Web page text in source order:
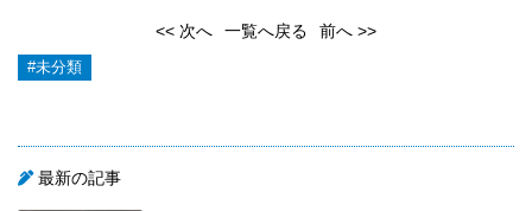
<< 次へ 一覧へ戻る 前へ >>
#未分類
最新の記事